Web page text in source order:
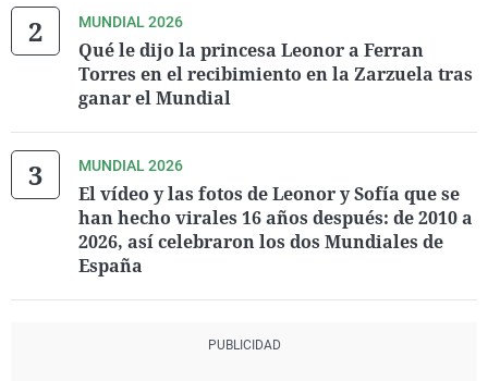
MUNDIAL 2026
Qué le dijo la princesa Leonor a Ferran
Torres en el recibimiento en la Zarzuela tras
ganar el Mundial
MUNDIAL 2026
El vídeo y las fotos de Leonor y Sofía que se
han hecho virales 16 años después: de 2010 a
2026, así celebraron los dos Mundiales de
España